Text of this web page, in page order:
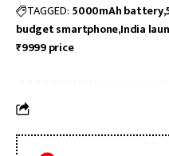
TAGGED: 5000mAh battery
budget smartphoneIndia
₹9999 price